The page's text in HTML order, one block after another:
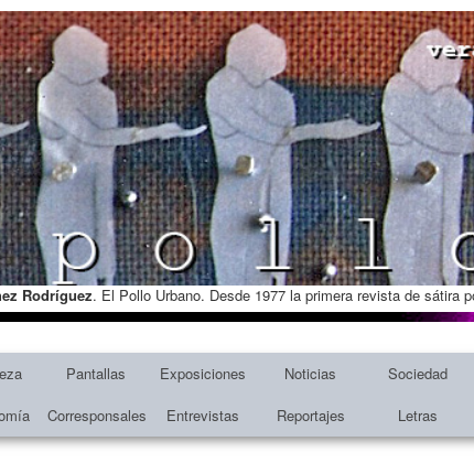
Rodríguez. El Pollo Urbano. Desde 1977 la primera revista de
Pantallas Exposiciones Noticias Sociedad
Corresponsales Entrevistas Reportajes Letras